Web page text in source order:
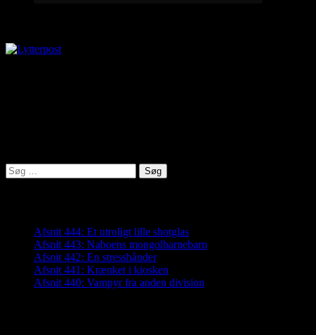
Søg
efter:
Afsnit 444: Et utroligt lille shotglas
Afsnit 443: Naboens mongolbarnebarn
Afsnit 442: En stresshånder
Afsnit 441: Krænket i kiosken
Afsnit 440: Vampyr fra anden division